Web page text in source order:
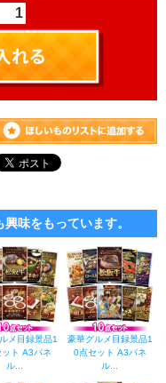
味をもっています。
メ目録景品1
ト A3パネ
ル...
豪華グルメ目録景品1
0点セット A3パネ
ル...